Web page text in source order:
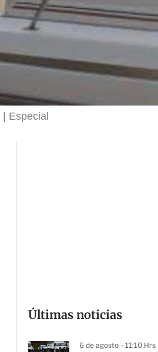
Especial
Últimas noticias
6 de agosto - 11:10 Hrs